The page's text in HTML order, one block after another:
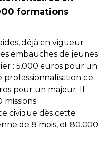
formations
déjà en vigueur
embauches de jeunes
: 5.000 euros pour un
de
pour un majeur. Il
civique dès cette
de 8 mois, et 80.000